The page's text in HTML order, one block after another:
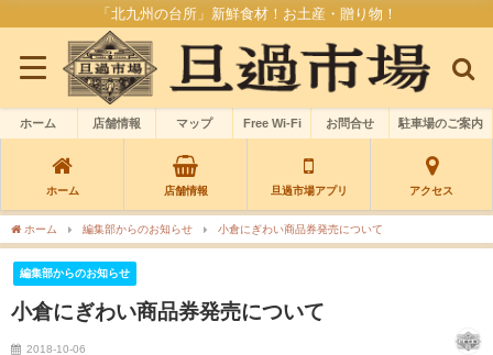
「北九州の台所」新鮮食材！お土産・贈り物！
ホーム 店舗情報 マップ Free Wi-Fi お問合せ 駐車場のご案内
ホーム 店舗情報 旦過市場アプリ アクセス
ホーム 編集部からのお知らせ 小倉にぎわい商品券発売について
編集部からのお知らせ
小倉にぎわい商品券発売について
2018-10-06